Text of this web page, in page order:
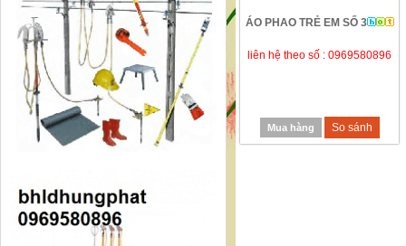
ÁO PHAO TRẺ EM SỐ 3
liên hệ theo số : 0969580896
Mua hàng So sánh